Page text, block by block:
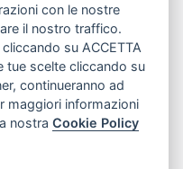
con le nostre
il nostro traffico.
su ACCETTA
tue scelte cliccando su
continueranno ad
maggiori informazioni
nostraCookie Policy